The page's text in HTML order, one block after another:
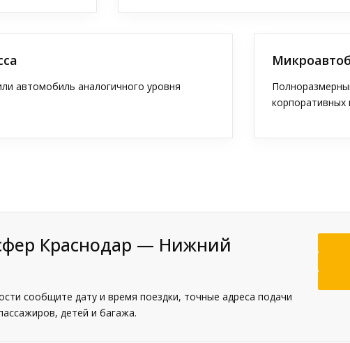
автомобиль аналогичного уровня
корпоративных
Краснодар — Нижний
сообщите дату и время поездки, точные адреса подачи
детей и багажа.